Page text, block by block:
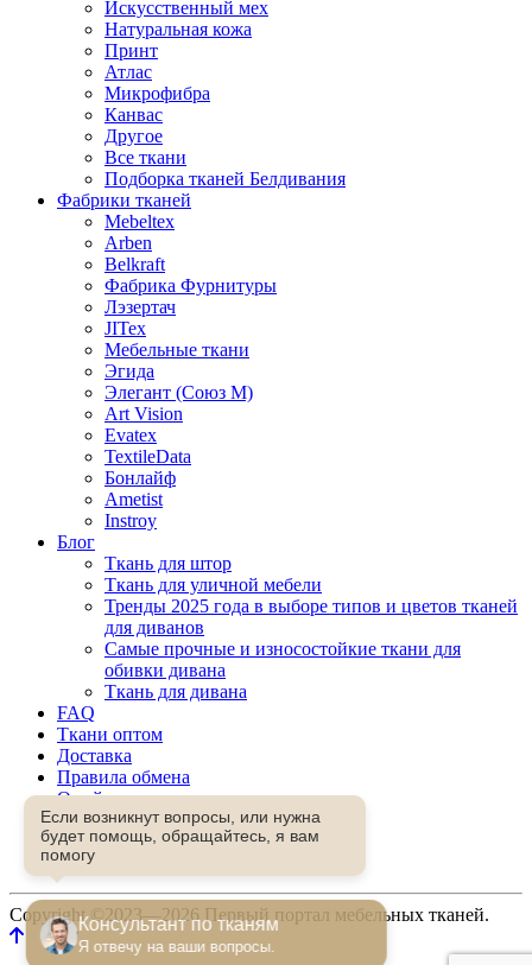
Если возникнут вопросы, или нужна
будет помощь, обращайтесь, я вам
помогу
Консультант по тканям
Я отвечу на ваши вопросы.
Искусственный мех
Натуральная кожа
Принт
Атлас
Микрофибра
Канвас
Другое
Все ткани
Подборка тканей Белдивания
Фабрики тканей
Mebeltex
Arben
Belkraft
Фабрика Фурнитуры
Лэзертач
JITex
Мебельные ткани
Эгида
Элегант (Союз М)
Art Vision
Evatex
TextileData
Бонлайф
Ametist
Instroy
Блог
Ткань для штор
Ткань для уличной мебели
Тренды 2025 года в выборе типов и цветов тканей
для диванов
Самые прочные и износостойкие ткани для
обивки дивана
Ткань для дивана
FAQ
Ткани оптом
Доставка
Правила обмена
О сайте
Контакты
Избранное
Сравнение
Copyright ©2023—2026 Первый портал мебельных тканей.